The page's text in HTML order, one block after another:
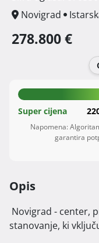
Novigrad
278.800 €
Super cijena
Napomena:
garantira
Opis
stanovanje, ki